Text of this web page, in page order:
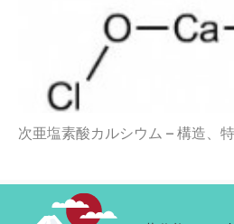
次亜塩素酸カルシウム – 構造、